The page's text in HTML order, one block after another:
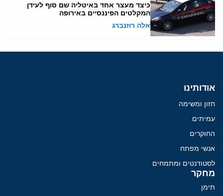
כיצד מעצר אחד באיטליה שם סוף לעידן
המקלטים הפיננסיים באירופה
אלה רוזנברג
אודותינו
חזון ומשימה
עמיתים
החוקרים
אנשי מפתח
לסטודנטים ומתמחים
מחקר
תימן